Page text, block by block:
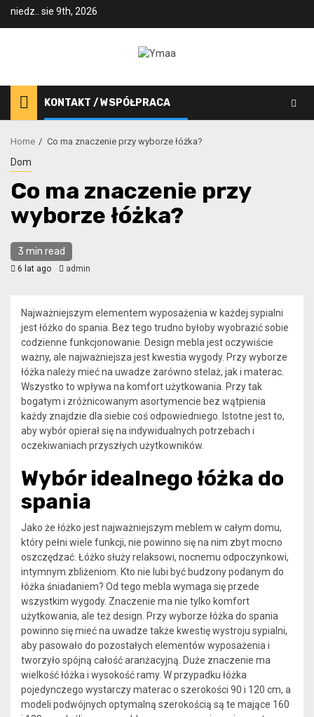
Skipniedz.. sie 9th, 2026
KONTAKT / WSPÓŁPRACA
Home Co ma znaczenie przy wyborze łóżka?
Dom
Co ma znaczenie przy
wyborze łóżka?
3 min read
6 lat ago admin
Najważniejszym elementem wyposażenia w każdej sypialni
jest łóżko do spania. Bez tego trudno byłoby wyobrazić sobie
codzienne funkcjonowanie. Design mebla jest oczywiście
ważny, ale najważniejsza jest kwestia wygody. Przy wyborze
łóżka należy mieć na uwadze zarówno stelaż, jak i materac.
Wszystko to wpływa na komfort użytkowania. Przy tak
bogatym i zróżnicowanym asortymencie bez wątpienia
każdy znajdzie dla siebie coś odpowiedniego. Istotne jest to,
aby wybór opierał się na indywidualnych potrzebach i
oczekiwaniach przyszłych użytkowników.
Wybór idealnego łóżka do
spania
Jako że łóżko jest najważniejszym meblem w całym domu,
który pełni wiele funkcji, nie powinno się na nim zbyt mocno
oszczędzać. Łóżko służy relaksowi, nocnemu odpoczynkowi,
intymnym zbliżeniom. Kto nie lubi być budzony podanym do
łóżka śniadaniem? Od tego mebla wymaga się przede
wszystkim wygody. Znaczenie ma nie tylko komfort
użytkowania, ale też design. Przy wyborze łóżka do spania
powinno się mieć na uwadze także kwestię wystroju sypialni,
aby pasowało do pozostałych elementów wyposażenia i
tworzyło spójną całość aranżacyjną. Duże znaczenie ma
wielkość łóżka i wysokość ramy. W przypadku łóżka
pojedynczego wystarczy materac o szerokości 90 i 120 cm, a
modeli podwójnych optymalną szerokością są te mające 160